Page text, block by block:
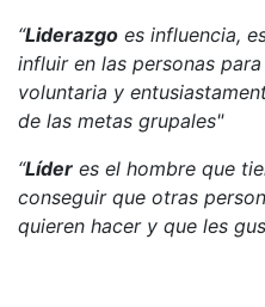
“Liderazgo es influencia,
influir en las personas
voluntaria y
de las metas grupales"
“Líder es el hombre que
conseguir que otras
quieren hacer y que les